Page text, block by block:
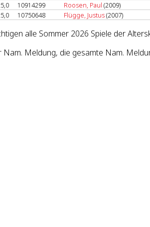
10914299 Roosen, Paul (2009)
10750648 Flügge, Justus(2007)
alle Sommer 2026 Spiele der
Nam. Meldung, die gesamte Nam.